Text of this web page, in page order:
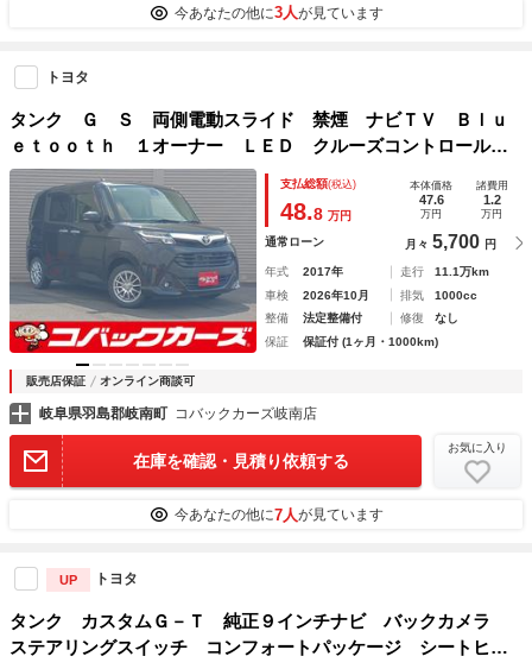
今あなたの他に3人が見ています
トヨタ
タンク Ｇ Ｓ 両側電動スライド 禁煙 ナビＴＶ Ｂｌｕ
ｅｔｏｏｔｈ １オーナー ＬＥＤ クルーズコントロール
オートライト 電動格納ミラー
支払総額(税込)
48.8 万円
本体価格
47.6
万円
諸費用
1.2
万円
通常ローン 月々 5,700 円
年式 2017年 走行
11.1万km
車検
2026年10月 排気
1000cc
整備
法定整備付 修復
なし
保証
保証付 (1ヶ月・1000km)
販売店保証 オンライン商談可
岐阜県羽島郡岐南町 コバックカーズ岐南店
在庫を確認・見積り依頼する
お気に入り
今あなたの他に7人が見ています
UP トヨタ
タンク カスタムＧ－Ｔ 純正９インチナビ バックカメラ
ステアリングスイッチ コンフォートパッケージ シートヒー